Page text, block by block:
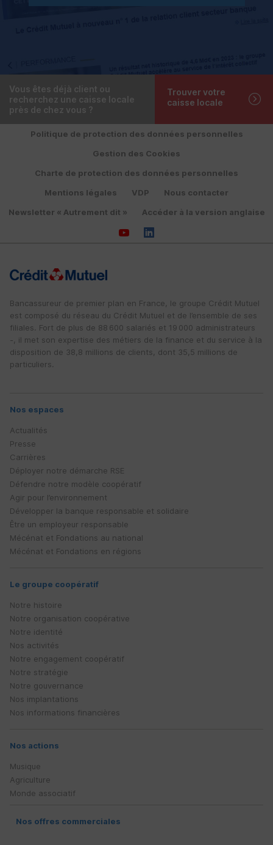
Vous êtes déjà client ou
recherchez une caisse locale
près de chez vous ?
Trouver votre
caisse locale
Politique de protection des données personnelles
Gestion des Cookies
Charte de protection des données personnelles
Mentions légales
VDP
Nous contacter
Newsletter « Autrement dit »
Accéder à la version anglaise
Bancassureur de premier plan en France, le groupe Crédit Mutuel
est composé du réseau du Crédit Mutuel et de l’ensemble de ses
filiales. Fort de plus de 88 600 salariés et 19 000 administrateurs
-, il met son expertise des métiers de la finance et du service à la
disposition de 38,8 millions de clients, dont 35,5 millions de
particuliers.
Nos espaces
Actualités
Presse
Carrières
Déployer notre démarche RSE
Défendre notre modèle coopératif
Agir pour l’environnement
Développer la banque responsable et solidaire
Être un employeur responsable
Mécénat et Fondations au national
Mécénat et Fondations en régions
Le groupe coopératif
Notre histoire
Notre organisation coopérative
Notre identité
Nos activités
Notre engagement coopératif
Notre stratégie
Notre gouvernance
Nos implantations
Nos informations financières
Nos actions
Musique
Agriculture
Monde associatif
Nos offres commerciales